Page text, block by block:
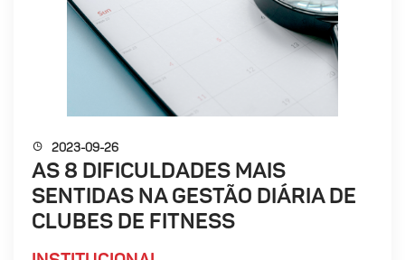
2023-09-26
AS 8 DIFICULDADES MAIS
SENTIDAS NA GESTÃO DIÁRIA DE
CLUBES DE FITNESS